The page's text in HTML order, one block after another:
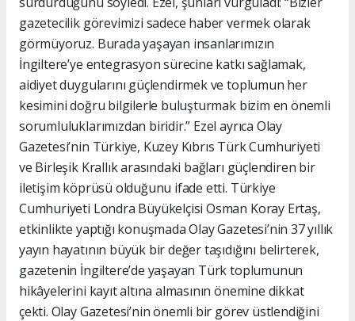
gazetecilik görevimizi sadece haber vermek olarak
görmüyoruz. Burada yaşayan insanlarımızın
İngiltere’ye entegrasyon sürecine katkı sağlamak,
aidiyet duygularını güçlendirmek ve toplumun her
kesimini doğru bilgilerle buluşturmak bizim en önemli
sorumluluklarımızdan biridir.” Ezel ayrıca Olay
Gazetesi’nin Türkiye, Kuzey Kıbrıs Türk Cumhuriyeti
ve Birleşik Krallık arasındaki bağları güçlendiren bir
iletişim köprüsü olduğunu ifade etti. Türkiye
Cumhuriyeti Londra Büyükelçisi Osman Koray Ertaş,
etkinlikte yaptığı konuşmada Olay Gazetesi’nin 37 yıllık
yayın hayatının büyük bir değer taşıdığını belirterek,
gazetenin İngiltere’de yaşayan Türk toplumunun
hikâyelerini kayıt altına almasının önemine dikkat
çekti. Olay Gazetesi’nin önemli bir görev üstlendiğini